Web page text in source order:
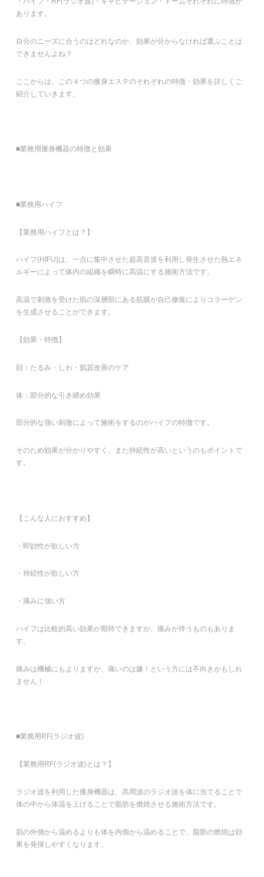
あります。
自分のニーズに合うのはどれなのか、効果が分からなければ選ぶことは
できませんよね？
ここからは、この４つの痩身エステのそれぞれの特徴・効果を詳しくご
紹介していきます。
■業務用痩身機器の特徴と効果
■業務用ハイフ
【業務用ハイフとは？】
ハイフ(HIFU)は、一点に集中させた超高音波を利用し発生させた熱エネ
ルギーによって体内の組織を瞬時に高温にする施術方法です。
高温で刺激を受けた肌の深層部にある筋膜が自己修復によりコラーゲン
を生成させることができます。
【効果・特徴】
顔：たるみ・しわ・肌質改善のケア
体：部分的な引き締め効果
部分的な強い刺激によって施術をするのがハイフの特徴です。
そのため効果が分かりやすく、また持続性が高いというのもポイントで
す。
【こんな人におすすめ】
・即効性が欲しい方
・持続性が欲しい方
・痛みに強い方
ハイフは比較的高い効果が期待できますが、痛みが伴うものもありま
す。
痛みは機械にもよりますが、痛いのは嫌！という方には不向きかもしれ
ません！
■業務用RF(ラジオ波)
【業務用RF(ラジオ波)とは？】
ラジオ波を利用した痩身機器は、高周波のラジオ波を体に当てることで
体の中から体温を上げることで脂肪を燃焼させる施術方法です。
肌の外側から温めるよりも体を内側から温めることで、脂肪の燃焼は効
果を発揮しやすくなります。